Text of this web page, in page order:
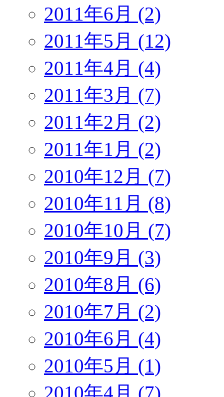
2011年6月 (2)
2011年5月 (12)
2011年4月 (4)
2011年3月 (7)
2011年2月 (2)
2011年1月 (2)
2010年12月 (7)
2010年11月 (8)
2010年10月 (7)
2010年9月 (3)
2010年8月 (6)
2010年7月 (2)
2010年6月 (4)
2010年5月 (1)
2010年4月 (7)